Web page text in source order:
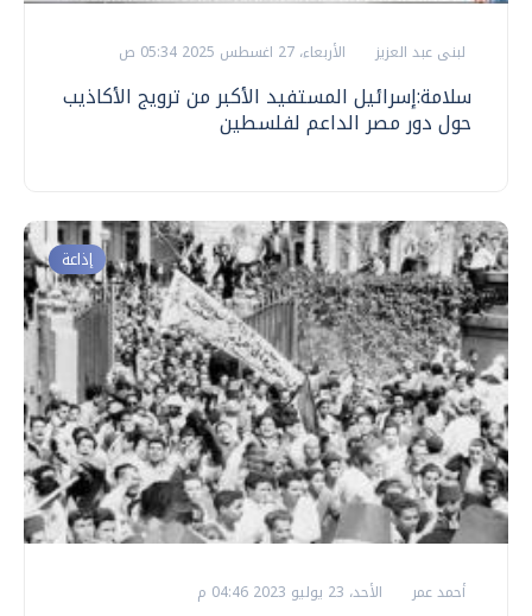
لبنى عبد العزيز الأربعاء، 27 اغسطس 2025 05:34 ص
سلامة:إسرائيل المستفيد الأكبر من ترويج الأكاذيب
حول دور مصر الداعم لفلسطين
إذاعة
أحمد عمر الأحد، 23 يوليو 2023 04:46 م